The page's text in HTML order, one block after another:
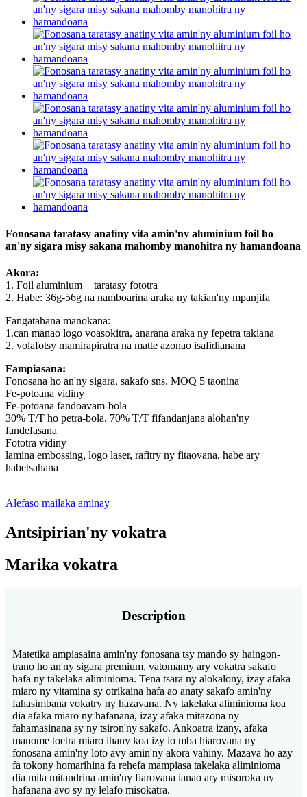
Fonosana taratasy anatiny vita amin'ny aluminium foil ho
an'ny sigara misy sakana mahomby manohitra ny hamandoana
Akora:
1. Foil aluminium + taratasy fototra
2. Habe: 36g-56g na namboarina araka ny takian'ny mpanjifa
Fangatahana manokana:
1.can manao logo voasokitra, anarana araka ny fepetra takiana
2. volafotsy mamirapiratra na matte azonao isafidianana
Fampiasana:
Fonosana ho an'ny sigara, sakafo sns. MOQ 5 taonina
Fe-potoana vidiny
Fe-potoana fandoavam-bola
30% T/T ho petra-bola, 70% T/T fifandanjana alohan'ny
fandefasana
Fototra vidiny
lamina embossing, logo laser, rafitry ny fitaovana, habe ary
habetsahana
Alefaso mailaka aminay
Antsipirian'ny vokatra
Marika vokatra
Description
Matetika ampiasaina amin'ny fonosana tsy mando sy haingon-
trano ho an'ny sigara premium, vatomamy ary vokatra sakafo
hafa ny takelaka aliminioma. Tena tsara ny alokalony, izay afaka
miaro ny vitamina sy otrikaina hafa ao anaty sakafo amin'ny
fahasimbana vokatry ny hazavana. Ny takelaka aliminioma koa
dia afaka miaro ny hafanana, izay afaka mitazona ny
fahamasinana sy ny tsiron'ny sakafo. Ankoatra izany, afaka
manome toetra miaro ihany koa izy io mba hiarovana ny
fonosana amin'ny loto avy amin'ny akora vahiny. Mazava ho azy
fa tokony homarihina fa rehefa mampiasa takelaka aliminioma
dia mila mitandrina amin'ny fiarovana ianao ary misoroka ny
hafanana avo sy ny lelafo misokatra.